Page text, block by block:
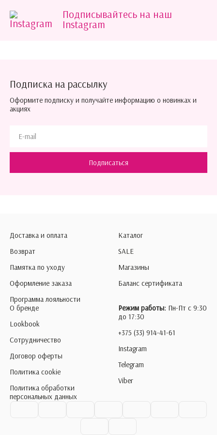
Подписывайтесь на наш
Instagram
Подписка на рассылку
Оформите подписку и получайте информацию о новинках и
акциях
Подписаться
Доставка и оплата
Возврат
Памятка по уходу
Оформление заказа
Программа лояльности
Каталог
SALE
Магазины
Баланс сертификата
О бренде
Lookbook
Сотрудничество
Договор оферты
Политика cookie
Политика обработки
персональных данных
Режим работы: Пн-Пт с 9:30
до 17:30
+375 (33) 914-41-61
Instagram
Telegram
Viber